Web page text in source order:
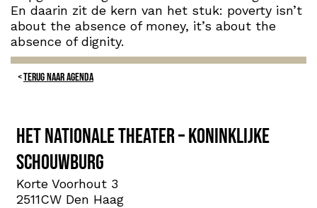
En daarin zit de kern van het stuk: poverty isn’t
about the absence of money, it’s about the
absence of dignity.
TERUG NAAR AGENDA
Het Nationale Theater – Koninklijke
Schouwburg
Korte Voorhout 3
2511CW Den Haag